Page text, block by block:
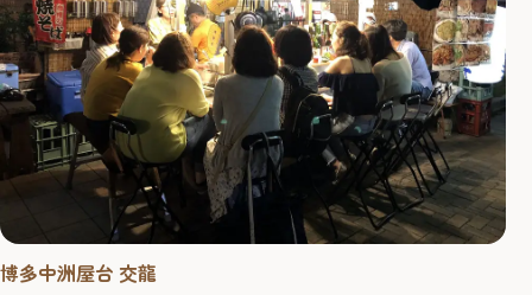
博多中洲屋台 交龍